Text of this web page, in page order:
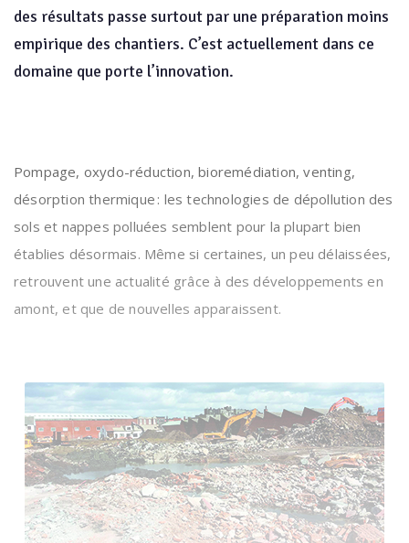
des résultats passe surtout par une préparation moins
empirique des chantiers. C’est actuellement dans ce
domaine que porte l’innovation.
Pompage, oxydo-réduction, bioremédiation, venting,
désorption thermique : les technologies de dépollution des
sols et nappes polluées semblent pour la plupart bien
établies désormais. Même si certaines, un peu délaissées,
retrouvent une actualité grâce à des développements en
amont, et que de nouvelles apparaissent.